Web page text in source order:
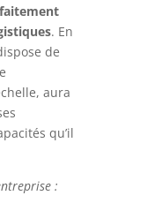
. En
de
aura
qu’il
: